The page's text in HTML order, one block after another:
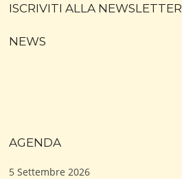
ISCRIVITI ALLA NEWSLETTER
NEWS
AGENDA
5 Settembre 2026